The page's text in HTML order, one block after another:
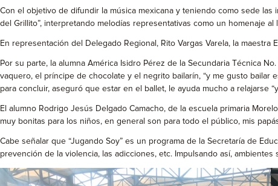
Con el objetivo de difundir la música mexicana y teniendo como sede
del Grillito”, interpretando melodías representativas como un homenaje
En representación del Delegado Regional, Rito Vargas Varela, la
Por su parte, la alumna América Isidro Pérez de la Secundaria Técnica
vaquero, el príncipe de chocolate y el negrito bailarín, “y me gusto
para concluir, aseguró que estar en el ballet, le ayuda mucho a relajarse
El alumno Rodrigo Jesús Delgado Camacho, de la escuela primaria
muy bonitas para los niños, en general son para todo el público, mis
Cabe señalar que “Jugando Soy” es un programa de la Secretaría de
prevención de la violencia, las adicciones, etc. Impulsando así,